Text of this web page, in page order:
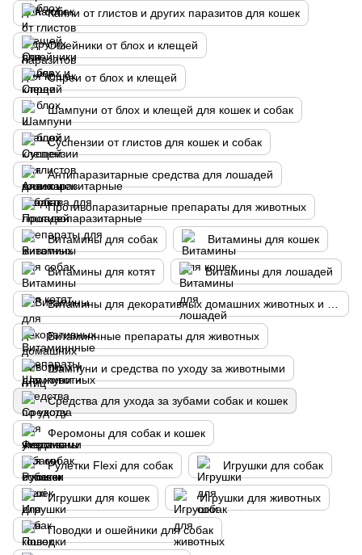
Капли от глистов и других паразитов для кошек
Ошейники от блох и клещей
Спреи от блох и клещей
Шампуни от блох и клещей для кошек и собак
Суспензии от глистов для кошек и собак
Антипаразитарные средства для лошадей
Противопаразитарные препараты для животных
Витамины для собак Витамины для кошек
Витамины для котят Витамины для лошадей
Витаминнные препараты для животных
Шампуни и средства по уходу за животными
Средства для ухода за зубами собак и кошек
Феромоны для собак и кошек
Рулетки Flexi для собак Игрушки для собак
Игрушки для кошек Игрушки для животных
Поводки и ошейники для собак